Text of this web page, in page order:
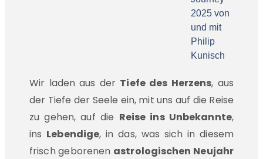
Wir laden aus der Tiefe des Herzens, aus
der Tiefe der Seele ein, mit uns auf die Reise
zu gehen, auf die Reise ins Unbekannte,
ins Lebendige, in das, was sich in diesem
frisch geborenen astrologischen Neujahr